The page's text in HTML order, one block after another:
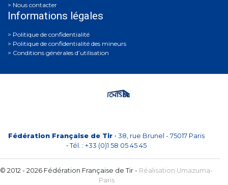
Nous contacter
Informations légales
Politique de confidentialité
Politique de confidentialité des mineurs
Conditions générales d’utilisation
Fédération Française de Tir • 38, rue Brunel - 75017 Paris
• Tél. : +33 (0)1 58 05 45 45
© 2012 - 2026 Fédération Française de Tir - Réalisation Umazuma-
Paris